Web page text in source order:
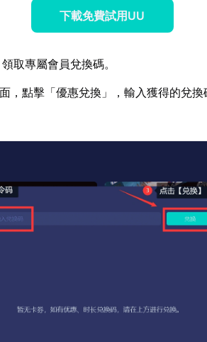
下載免費試用UU
取專屬會員兌換碼。
，點擊「優惠兌換」，輸入獲得的兌